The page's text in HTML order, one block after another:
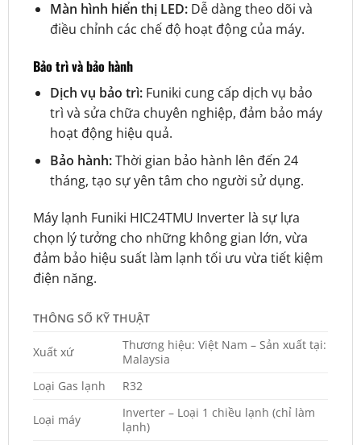
Màn hình hiển thị LED:Dễ dàng theo dõi và
điều chỉnh các chế độ hoạt động của máy.
Bảo trì và bảo hành
Dịch vụ bảo trì:Funiki cung cấp dịch vụ bảo
trì và sửa chữa chuyên nghiệp, đảm bảo máy
hoạt động hiệu quả.
Bảo hành:Thời gian bảo hành lên đến 24
tháng, tạo sự yên tâm cho người sử dụng.
Máy lạnh Funiki HIC24TMU Inverter là sự lựa
chọn lý tưởng cho những không gian lớn, vừa
đảm bảo hiệu suất làm lạnh tối ưu vừa tiết kiệm
điện năng.
THÔNG SỐ KỸ THUẬT
Xuất xứ
Thương hiệu: Việt Nam – Sản xuất tại:
Malaysia
Loại Gas lạnh
R32
Loại máy
Inverter – Loại 1 chiều lạnh (chỉ làm
lạnh)